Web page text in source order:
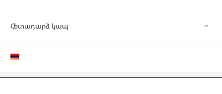
Հետադարձ կապ